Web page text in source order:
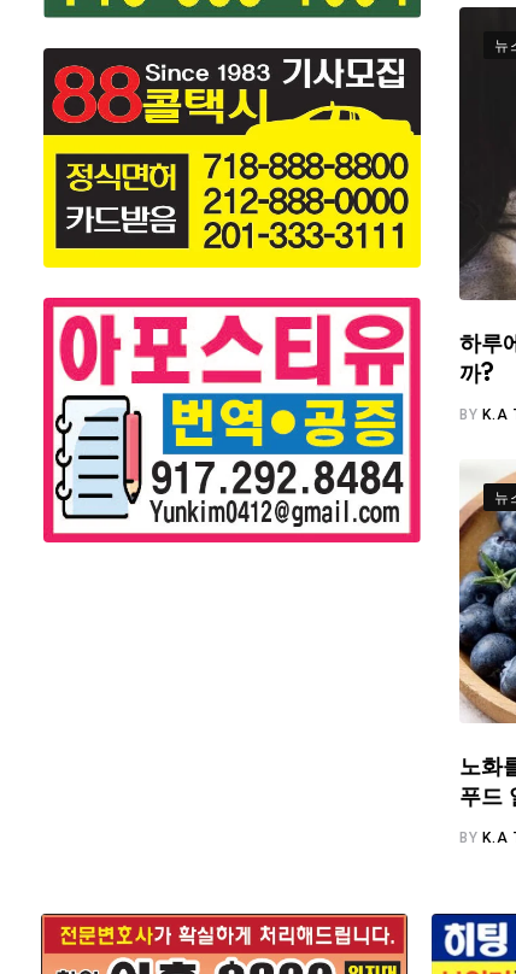
뉴
하루
까?
BY K.A
뉴
노화
푸드
BYK.A